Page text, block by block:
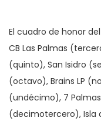
El cuadro de honor
CB Las Palmas
(quinto), San Isidro
(octavo), Brains LP
(undécimo), 7
(decimotercero), Isla